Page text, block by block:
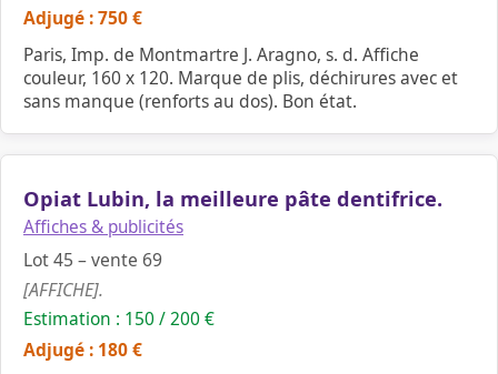
Adjugé : 750 €
Paris, Imp. de Montmartre J. Aragno, s. d. Affiche
couleur, 160 x 120. Marque de plis, déchirures avec et
sans manque (renforts au dos). Bon état.
Opiat Lubin, la meilleure pâte dentifrice.
Affiches & publicités
Lot 45 – vente 69
[AFFICHE].
Estimation : 150 / 200 €
Adjugé : 180 €